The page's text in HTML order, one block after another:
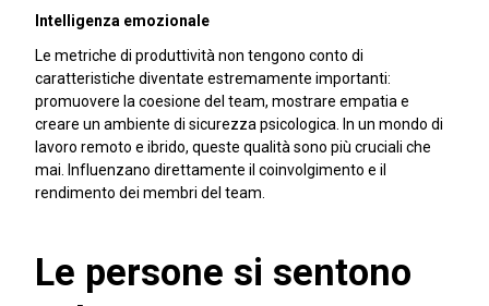
Intelligenza emozionale
Le metriche di produttività non tengono conto di
caratteristiche diventate estremamente importanti:
promuovere la coesione del team, mostrare empatia e
creare un ambiente di sicurezza psicologica. In un mondo di
lavoro remoto e ibrido, queste qualità sono più cruciali che
mai. Influenzano direttamente il coinvolgimento e il
rendimento dei membri del team.
Le persone si sentono